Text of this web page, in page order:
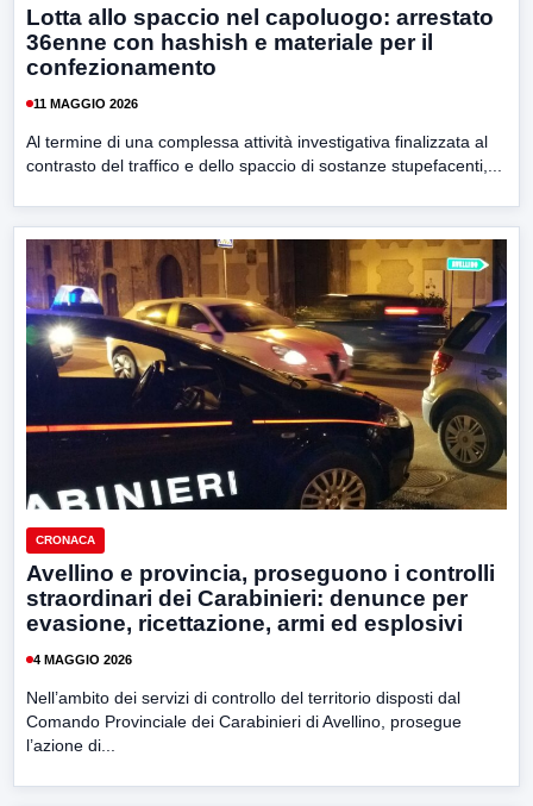
Lotta allo spaccio nel capoluogo: arrestato
36enne con hashish e materiale per il
confezionamento
11 MAGGIO 2026
Al termine di una complessa attività investigativa finalizzata al
contrasto del traffico e dello spaccio di sostanze stupefacenti,...
CRONACA
Avellino e provincia, proseguono i controlli
straordinari dei Carabinieri: denunce per
evasione, ricettazione, armi ed esplosivi
4 MAGGIO 2026
Nell’ambito dei servizi di controllo del territorio disposti dal
Comando Provinciale dei Carabinieri di Avellino, prosegue
l’azione di...